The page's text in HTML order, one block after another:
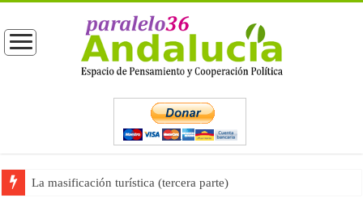
La opinión pública ante las próximas elecciones generales